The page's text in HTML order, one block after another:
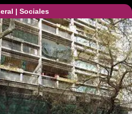
| Sociales